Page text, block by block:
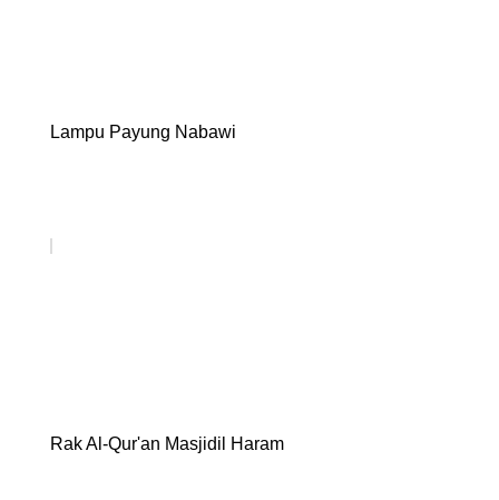
Lampu Payung Nabawi
Rak Al-Qur'an Masjidil Haram